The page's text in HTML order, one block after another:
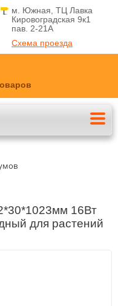
м. Южная, ТЦ Лавка
Кировоградская 9к1
пав. 2-21A
Схема проезда
16Вт
для растений